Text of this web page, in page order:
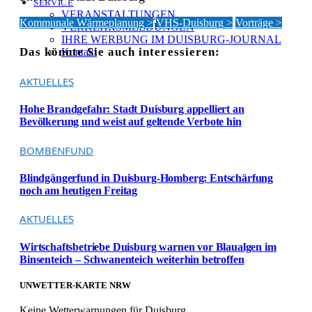
SERVICE
VERANSTALTUNGEN
VERKEHRSMELDUNGEN
IHRE WERBUNG IM DUISBURG-JOURNAL
Kontakt
Kommunale Wärmeplanung > VHS-Duisburg > Vorträge >
Das könnte Sie auch interessieren:
AKTUELLES
Hohe Brandgefahr: Stadt Duisburg appelliert an
Bevölkerung und weist auf geltende Verbote hin
BOMBENFUND
Blindgängerfund in Duisburg-Homberg: Entschärfung
noch am heutigen Freitag
AKTUELLES
Wirtschaftsbetriebe Duisburg warnen vor Blaualgen im
Binsenteich – Schwanenteich weiterhin betroffen
UNWETTER-KARTE NRW